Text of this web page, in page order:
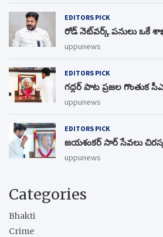
EDITORS PICK
రోడ్ నెట్‌వర్క్‌ పనులు ఒకే
uppunews
EDITORS PICK
గద్దర్ పాట ప్రజల గొంతుక
uppunews
EDITORS PICK
జయశంకర్ సార్ సేవలు
uppunews
Categories
Bhakti
Crime